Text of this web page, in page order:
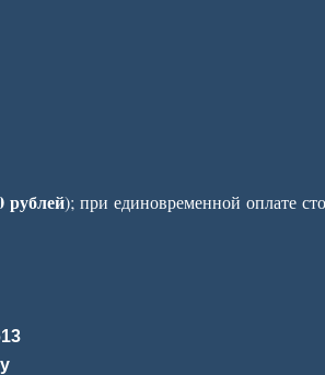
рублей); при единовременной оплате